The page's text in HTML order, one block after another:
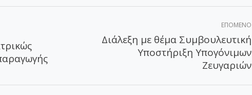
ΕΠΌΜΕΝΟ
Διάλεξη με θέμα Συμβουλευτική
Υποστήριξη Υπογόνιμων
Ζευγαριών